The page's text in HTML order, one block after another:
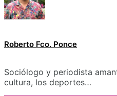
Roberto Fco. Ponce
Sociólogo y periodista
cultura, los deportes…